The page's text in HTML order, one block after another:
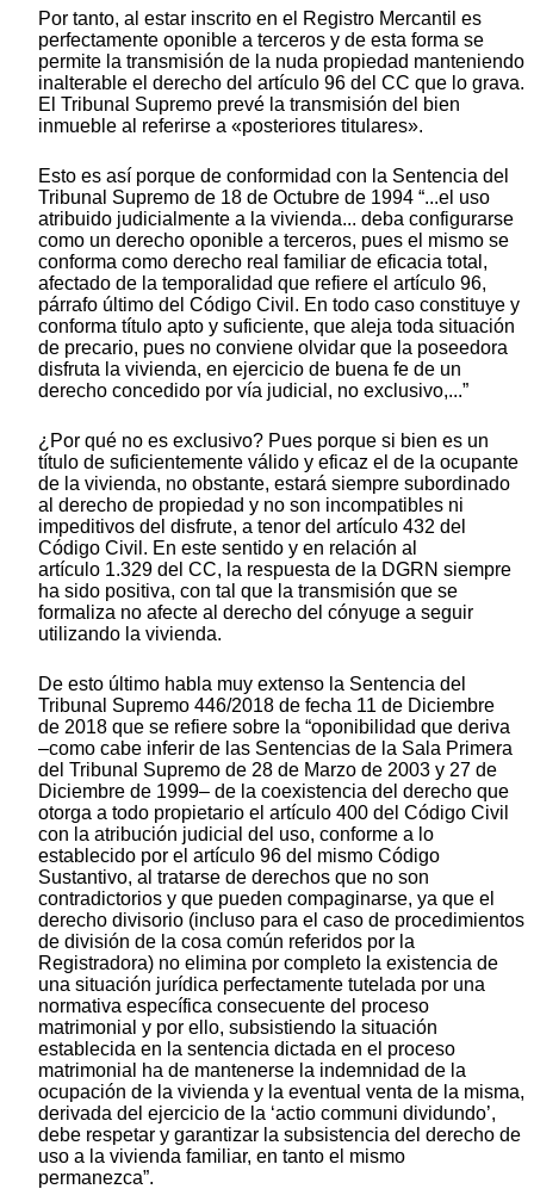
Por tanto, al estar inscrito en el Registro Mercantil es
perfectamente oponible a terceros y de esta forma se
permite la transmisión de la nuda propiedad manteniendo
inalterable el derecho del artículo 96 del CC que lo grava.
El Tribunal Supremo prevé la transmisión del bien
inmueble al referirse a «posteriores titulares».
Esto es así porque de conformidad con la Sentencia del
Tribunal Supremo de 18 de Octubre de 1994 “...el uso
atribuido judicialmente a la vivienda... deba configurarse
como un derecho oponible a terceros, pues el mismo se
conforma como derecho real familiar de eficacia total,
afectado de la temporalidad que refiere el artículo 96,
párrafo último del Código Civil. En todo caso constituye y
conforma título apto y suficiente, que aleja toda situación
de precario, pues no conviene olvidar que la poseedora
disfruta la vivienda, en ejercicio de buena fe de un
derecho concedido por vía judicial, no exclusivo,...”
¿Por qué no es exclusivo? Pues porque si bien es un
título de suficientemente válido y eficaz el de la ocupante
de la vivienda, no obstante, estará siempre subordinado
al derecho de propiedad y no son incompatibles ni
impeditivos del disfrute, a tenor del artículo 432 del
Código Civil. En este sentido y en relación al
artículo 1.329 del CC, la respuesta de la DGRN siempre
ha sido positiva, con tal que la transmisión que se
formaliza no afecte al derecho del cónyuge a seguir
utilizando la vivienda.
De esto último habla muy extenso la Sentencia del
Tribunal Supremo 446/2018 de fecha 11 de Diciembre
de 2018 que se refiere sobre la “oponibilidad que deriva
–como cabe inferir de las Sentencias de la Sala Primera
del Tribunal Supremo de 28 de Marzo de 2003 y 27 de
Diciembre de 1999– de la coexistencia del derecho que
otorga a todo propietario el artículo 400 del Código Civil
con la atribución judicial del uso, conforme a lo
establecido por el artículo 96 del mismo Código
Sustantivo, al tratarse de derechos que no son
contradictorios y que pueden compaginarse, ya que el
derecho divisorio (incluso para el caso de procedimientos
de división de la cosa común referidos por la
Registradora) no elimina por completo la existencia de
una situación jurídica perfectamente tutelada por una
normativa específica consecuente del proceso
matrimonial y por ello, subsistiendo la situación
establecida en la sentencia dictada en el proceso
matrimonial ha de mantenerse la indemnidad de la
ocupación de la vivienda y la eventual venta de la misma,
derivada del ejercicio de la ‘actio communi dividundo’,
debe respetar y garantizar la subsistencia del derecho de
uso a la vivienda familiar, en tanto el mismo
permanezca”.